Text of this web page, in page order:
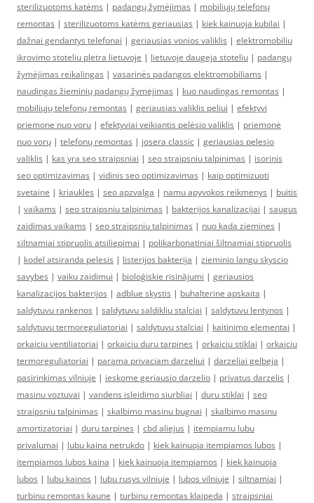
sterilizuotoms katėms | padangų žymėjimas | mobiliųjų telefonų
remontas | sterilizuotoms katėms geriausias | kiek kainuoja kubilai |
dažnai gendantys telefonai | geriausias vonios valiklis | elektromobiliu
ikrovimo stoteliu pletra lietuvoje | lietuvoje daugeja stoteliu | padangų
žymėjimas reikalingas | vasarinės padangos elektromobiliams |
naudingas žieminių padangų žymėjimas | kuo naudingas remontas |
mobiliųjų telefonų remontas | geriausias valiklis peliui | efektyvi
priemone nuo voru | efektyviai veikiantis pelėsio valiklis | priemonė
nuo vorų | telefonų remontas | josera classic | geriausias pelesio
valiklis | kas yra seo straipsniai | seo straipsniu talpinimas | isorinis
seo optimizavimas | vidinis seo optimizavimas | kaip optimizuoti
svetaine | kriaukles | seo apzvalga | namu apyvokos reikmenys | buitis
| vaikams | seo straipsniu talpinimas | bakterijos kanalizacijai | saugus
zaidimas vaikams | seo straipsniu talpinimas | nuo kada ziemines |
siltnamiai stipruolis atsiliepimai | polikarbonatiniai šiltnamiai stipruolis
| kodel atsiranda pelesis | listerijos bakterija | zieminio langu skyscio
savybes | vaiku zaidimui | bioloģiskie risinājumi | geriausios
kanalizacijos bakterijos | adblue skystis | buhalterine apskaita |
saldytuvu rankenos | saldytuvu saldikliu stalciai | saldytuvu lentynos |
saldytuvu termoreguliatoriai | saldytuvu stalciai | kaitinimo elementai |
orkaiciu ventiliatoriai | orkaiciu duru tarpines | orkaiciu stiklai | orkaiciu
termoreguliatoriai | parama privaciam darzeliui | darzeliai gelbeja |
pasirinkimas vilniuje | ieskome geriausio darzelio | privatus darzelis |
masinu voztuvai | vandens isleidimo siurbliai | duru stiklai | seo
straipsniu talpinimas | skalbimo masinu bugnai | skalbimo masinu
amortizatoriai | duru tarpines | cbd aliejus | itempiamu lubu
privalumai | lubu kaina netrukdo | kiek kainuoja itempiamos lubos |
itempiamos lubos kaina | kiek kainuoja itempiamos | kiek kainuoja
lubos | lubu kainos | lubu rusys vilniuje | lubos vilniuje | siltnamiai |
turbinu remontas kaune | turbinu remontas klaipeda | straipsniai